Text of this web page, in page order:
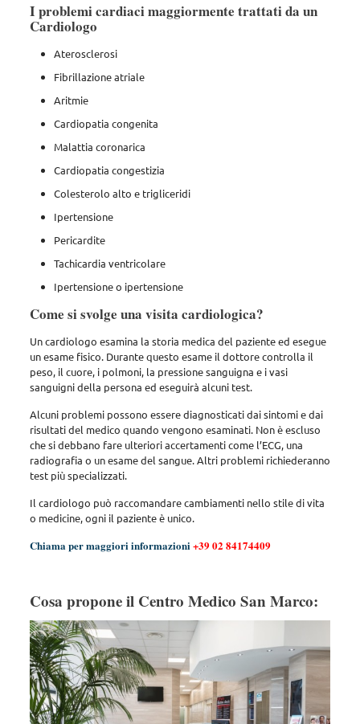
I problemi cardiaci maggiormente trattati da un
Cardiologo
Aterosclerosi
Fibrillazione atriale
Aritmie
Cardiopatia congenita
Malattia coronarica
Cardiopatia congestizia
Colesterolo alto e trigliceridi
Ipertensione
Pericardite
Tachicardia ventricolare
Ipertensione o ipertensione
Come si svolge una visita cardiologica?
Un cardiologo esamina la storia medica del paziente ed esegue
un esame fisico. Durante questo esame il dottore controlla il
peso, il cuore, i polmoni, la pressione sanguigna e i vasi
sanguigni della persona ed eseguirà alcuni test.
Alcuni problemi possono essere diagnosticati dai sintomi e dai
risultati del medico quando vengono esaminati. Non è escluso
che si debbano fare ulteriori accertamenti come l’ECG, una
radiografia o un esame del sangue. Altri problemi richiederanno
test più specializzati.
Il cardiologo può raccomandare cambiamenti nello stile di vita
o medicine, ogni il paziente è unico.
Chiama per maggiori informazioni+39 02 84174409
Cosa propone il Centro Medico San Marco: